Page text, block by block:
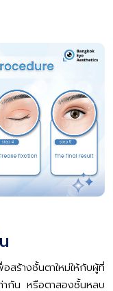
ร้างชั้นตาใหม่ให้กับผู้ที่
ากัน หรือตาสองชั้นหลบ